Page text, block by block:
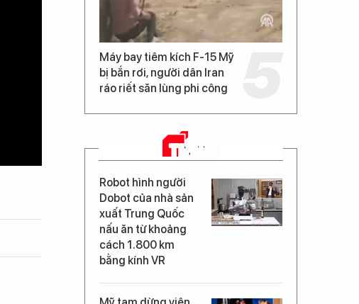
Máy bay tiêm kích F-15 Mỹ
bị bắn rơi, người dân Iran
ráo riết săn lùng phi công
TIN MỚI
Robot hình người
Dobot của nhà sản
xuất Trung Quốc
nấu ăn từ khoảng
cách 1.800 km
bằng kính VR